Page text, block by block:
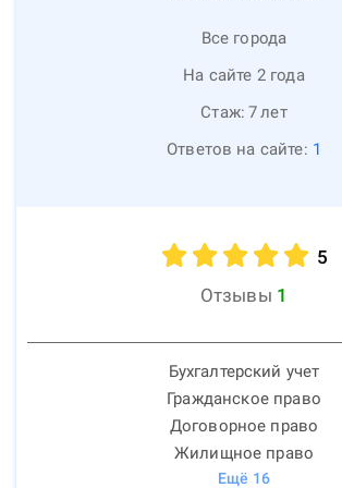
Все города
На сайте 2 года
Стаж: 7лет
Ответов на сайте: 1
5
Отзывы 1
Бухгалтерский учет
Гражданское право
Договорное право
Жилищное право
Ещё 16